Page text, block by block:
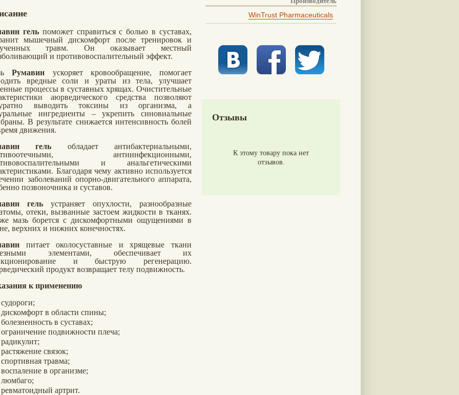
гель поможет справиться с болью в суставах,
мышечный дискомфорт после тренировок и
травм. Он оказывает местный
и противовоспалительный эффект.
Румавин ускоряет кровообращение, помогает
вредные соли и ураты из тела, улучшает
процессы в суставных хрящах. Очистительные
аюрведического средства позволяют
выводить токсины из организма, а
ингредиенты – укрепить синовиальные
В результате снижается интенсивность болей
движения.
гель обладает антибактериальными,
антиинфекционными,
и анальгетическими
Благодаря чему активно используется
заболеваний опорно-двигательного аппарата,
позвоночника и суставов.
гель устраняет опухлости, разнообразные
отеки, вызванные застоем жидкости в тканях.
мазь борется с дискомфортными ощущениями в
верхних и нижних конечностях.
питает околосуставные и хрящевые ткани
элементами, обеспечивает их
и быструю регенерацию.
продукт возвращает телу подвижность.
к применению
судороги;
дискомфорт в области спины;
болезненность в суставах;
ограничение подвижности плеча;
радикулит;
растяжение связок;
спортивная травма;
воспаление в организме;
люмбаго;
ревматоидный артрит.
WinTrust Pharmaceuticals
Отзывы
К этому товару пока нет
отзывов.